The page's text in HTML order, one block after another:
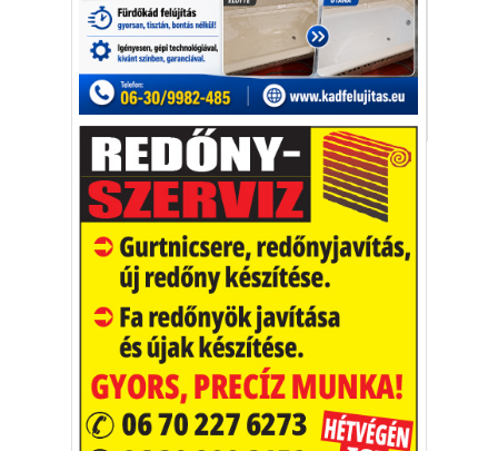
Csak beülünk, a mosógép pedig egy rövid
programmal letakarítja rólunk a kemény
munkanap koszát.
Project Usoyaro mosógép
Kaktusz
Vakációs őrület
A nyaralás extrém
helyzeteket teremt, nagyon
sokan kalandot, kihívást
keresnek.
Vélemény rovat cikkei
Újságlapozó
A nagyvilág képekben